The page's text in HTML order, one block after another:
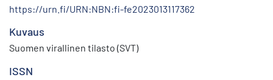
https://urn.fi/URN:NBN:fi-fe2023013117362
Kuvaus
Suomen virallinen tilasto (SVT)
ISSN